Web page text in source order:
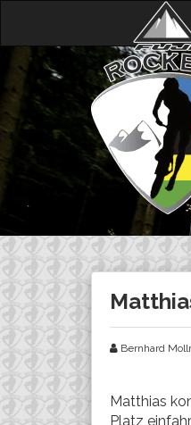
content
Bernhard
Matthias
Platz